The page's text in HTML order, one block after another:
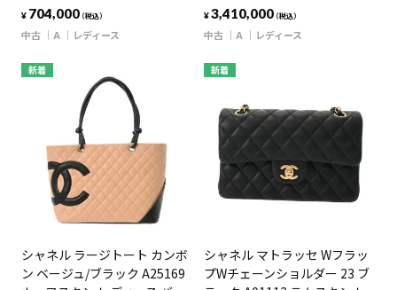
¥ 704,000（税込）
中古 A レディース
¥3,410,000（税込）
中古 A レディース
新着
シャネル ラージトート カンボ
ン ベージュ/ブラック A25169
新着
シャネル マトラッセ Wフラッ
プWチェーンショルダー 23 ブ